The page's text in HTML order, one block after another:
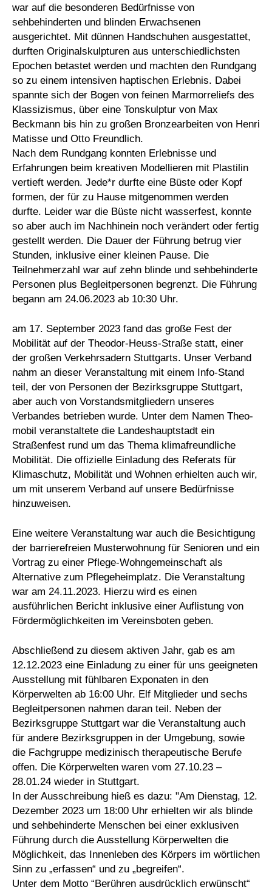
war auf die besonderen Bedürfnisse von
sehbehinderten und blinden Erwachsenen
ausgerichtet. Mit dünnen Handschuhen ausgestattet,
durften Originalskulpturen aus unterschiedlichsten
Epochen betastet werden und machten den Rundgang
so zu einem intensiven haptischen Erlebnis. Dabei
spannte sich der Bogen von feinen Marmorreliefs des
Klassizismus, über eine Tonskulptur von Max
Beckmann bis hin zu großen Bronzearbeiten von Henri
Matisse und Otto Freundlich.
Nach dem Rundgang konnten Erlebnisse und
Erfahrungen beim kreativen Modellieren mit Plastilin
vertieft werden. Jede*r durfte eine Büste oder Kopf
formen, der für zu Hause mitgenommen werden
durfte. Leider war die Büste nicht wasserfest, konnte
so aber auch im Nachhinein noch verändert oder fertig
gestellt werden. Die Dauer der Führung betrug vier
Stunden, inklusive einer kleinen Pause. Die
Teilnehmerzahl war auf zehn blinde und sehbehinderte
Personen plus Begleitpersonen begrenzt. Die Führung
begann am 24.06.2023 ab 10:30 Uhr.
am 17. September 2023 fand das große Fest der
Mobilität auf der Theodor-Heuss-Straße statt, einer
der großen Verkehrsadern Stuttgarts. Unser Verband
nahm an dieser Veranstaltung mit einem Info-Stand
teil, der von Personen der Bezirksgruppe Stuttgart,
aber auch von Vorstandsmitgliedern unseres
Verbandes betrieben wurde. Unter dem Namen Theo-
mobil veranstaltete die Landeshauptstadt ein
Straßenfest rund um das Thema klimafreundliche
Mobilität. Die offizielle Einladung des Referats für
Klimaschutz, Mobilität und Wohnen erhielten auch wir,
um mit unserem Verband auf unsere Bedürfnisse
hinzuweisen.
Eine weitere Veranstaltung war auch die Besichtigung
der barrierefreien Musterwohnung für Senioren und ein
Vortrag zu einer Pflege-Wohngemeinschaft als
Alternative zum Pflegeheimplatz. Die Veranstaltung
war am 24.11.2023. Hierzu wird es einen
ausführlichen Bericht inklusive einer Auflistung von
Fördermöglichkeiten im Vereinsboten geben.
Abschließend zu diesem aktiven Jahr, gab es am
12.12.2023 eine Einladung zu einer für uns geeigneten
Ausstellung mit fühlbaren Exponaten in den
Körperwelten ab 16:00 Uhr. Elf Mitglieder und sechs
Begleitpersonen nahmen daran teil. Neben der
Bezirksgruppe Stuttgart war die Veranstaltung auch
für andere Bezirksgruppen in der Umgebung, sowie
die Fachgruppe medizinisch therapeutische Berufe
offen. Die Körperwelten waren vom 27.10.23 –
28.01.24 wieder in Stuttgart.
In der Ausschreibung hieß es dazu: "Am Dienstag, 12.
Dezember 2023 um 18:00 Uhr erhielten wir als blinde
und sehbehinderte Menschen bei einer exklusiven
Führung durch die Ausstellung Körperwelten die
Möglichkeit, das Innenleben des Körpers im wörtlichen
Sinn zu „erfassen“ und zu „begreifen“.
Unter dem Motto “Berühren ausdrücklich erwünscht“